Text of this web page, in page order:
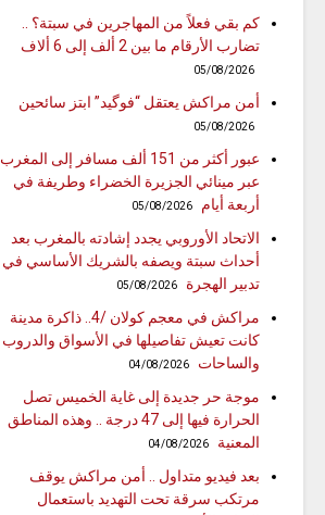
كم بقي فعلاً من المهاجرين في سبتة؟ ..
تضارب الأرقام ما بين 2 ألف إلى 6 ألاف
05/08/2026
أمن مراكش يعتقل “فوگيد” ابتز سائحين
05/08/2026
عبور أكثر من 151 ألف مسافر إلى المغرب
عبر مينائي الجزيرة الخضراء وطريفة في
أربعة أيام
05/08/2026
الاتحاد الأوروبي يجدد إشادته بالمغرب بعد
أحداث سبتة ويصفه بالشريك الأساسي في
تدبير الهجرة
05/08/2026
مراكش في معجم كولان /4.. ذاكرة مدينة
كانت تعيش تفاصيلها في الأسواق والدروب
والساحات
04/08/2026
موجة حر جديدة إلى غاية الخميس تصل
الحرارة فيها إلى 47 درجة .. وهذه المناطق
المعنية
04/08/2026
بعد فيديو متداول .. أمن مراكش يوقف
مرتكب سرقة تحت التهديد باستعمال